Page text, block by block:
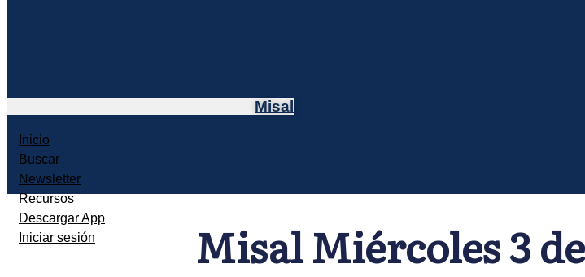
Misal
Inicio
Buscar
Newsletter
Recursos
Descargar App
Iniciar sesión
Misal Miércoles 3